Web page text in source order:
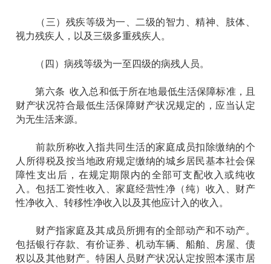
（三）残疾等级为一、二级的智力、精神、肢体、
视力残疾人，以及三级多重残疾人。
（四）病残等级为一至四级的病残人员。
第六条 收入总和低于所在地最低生活保障标准，且
财产状况符合最低生活保障财产状况规定的，应当认定
为无生活来源。
前款所称收入指共同生活的家庭成员扣除缴纳的个
人所得税及按当地政府规定缴纳的城乡居民基本社会保
障性支出后，在规定期限内的全部可支配收入或纯收
入。包括工资性收入、家庭经营性净（纯）收入、财产
性净收入、转移性净收入以及其他应计入的收入。
财产指家庭及其成员所拥有的全部动产和不动产。
包括银行存款、有价证券、机动车辆、船舶、房屋、债
权以及其他财产。特困人员财产状况认定按照本溪市居